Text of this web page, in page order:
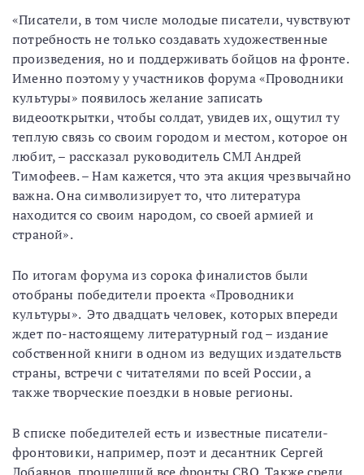
«Писатели, в том числе молодые писатели, чувствуют
потребность не только создавать художественные
произведения, но и поддерживать бойцов на фронте.
Именно поэтому у участников форума «Проводники
культуры» появилось желание записать
видеооткрытки, чтобы солдат, увидев их, ощутил ту
теплую связь со своим городом и местом, которое он
любит, – рассказал руководитель СМЛ Андрей
Тимофеев. – Нам кажется, что эта акция чрезвычайно
важна. Она символизирует то, что литература
находится со своим народом, со своей армией и
страной».
По итогам форума из сорока финалистов были
отобраны победители проекта «Проводники
культуры». Это двадцать человек, которых впереди
ждет по-настоящему литературный год – издание
собственной книги в одном из ведущих издательств
страны, встречи с читателями по всей России, а
также творческие поездки в новые регионы.
В списке победителей есть и известные писатели-
фронтовики, например, поэт и десантник Сергей
Лобавнов, прошедший все фронты СВО. Также среди